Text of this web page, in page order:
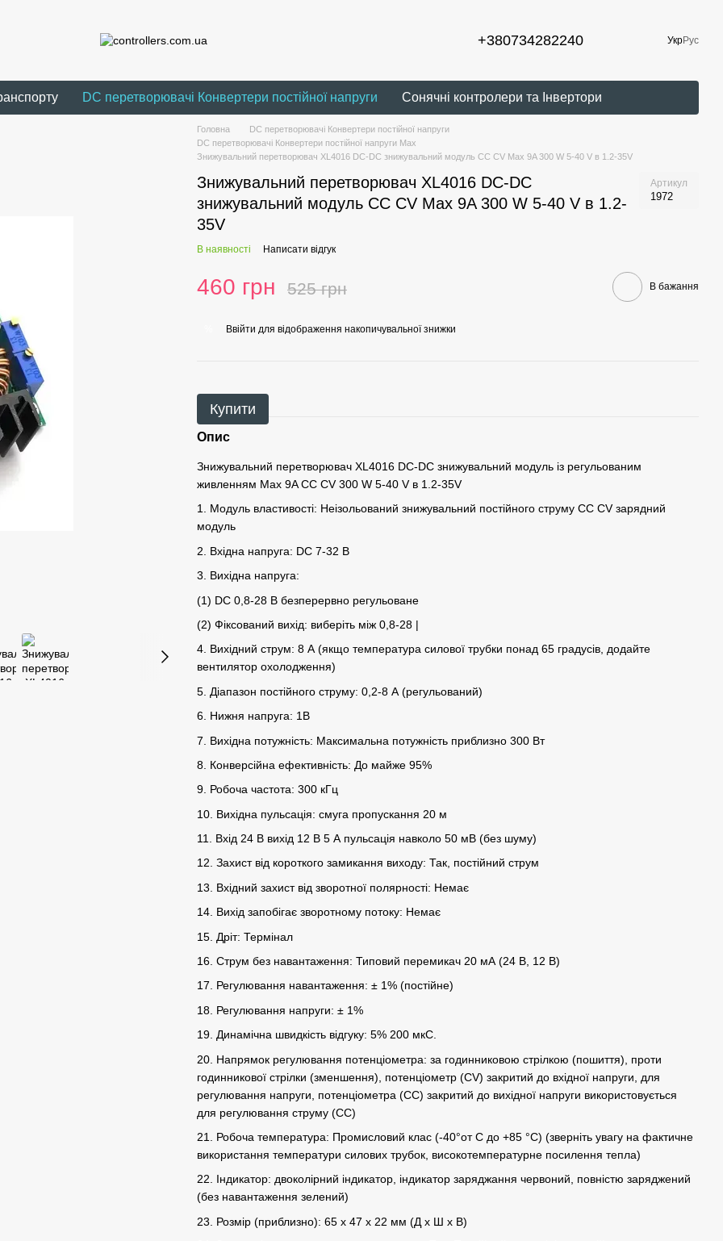
+380734282240 УкрРус
DC перетворювачі Конвертери постійної напруги Сонячні контролери та Інвертори
Головна
DC перетворювачі Конвертери постійної напруги
DC перетворювачі Конвертери постійної напруги Max
Знижувальний перетворювач XL4016 DC-DC знижувальний модуль CC CV Max 9A 300 W 5-40 V в 1.2-35V
Знижувальний перетворювач XL4016 DC-DC
знижувальний модуль CC CV Max 9A 300 W 5-40 V в 1.2-
35V
Артикул
1972
В наявності Написати відгук
460 грн 525 грн В бажання
Ввійти для відображення накопичувальної знижки
Купити
Опис
Знижувальний перетворювач XL4016 DC-DC знижувальний модуль із регульованим
живленням Max 9A CC CV 300 W 5-40 V в 1.2-35V
1. Модуль властивості: Неізольований знижувальний постійного струму СС CV зарядний
модуль
2. Вхідна напруга: DC 7-32 В
3. Вихідна напруга:
(1) DC 0,8-28 В безперервно регульоване
(2) Фіксований вихід: виберіть між 0,8-28 |
4. Вихідний струм: 8 А (якщо температура силової трубки понад 65 градусів, додайте
вентилятор охолодження)
5. Діапазон постійного струму: 0,2-8 А (регульований)
6. Нижня напруга: 1В
7. Вихідна потужність: Максимальна потужність приблизно 300 Вт
8. Конверсійна ефективність: До майже 95%
9. Робоча частота: 300 кГц
10. Вихідна пульсація: смуга пропускання 20 м
11. Вхід 24 В вихід 12 В 5 А пульсація навколо 50 мВ (без шуму)
12. Захист від короткого замикання виходу: Так, постійний струм
13. Вхідний захист від зворотної полярності: Немає
14. Вихід запобігає зворотному потоку: Немає
15. Дріт: Термінал
16. Струм без навантаження: Типовий перемикач 20 мА (24 B, 12 B)
17. Регулювання навантаження: ± 1% (постійне)
18. Регулювання напруги: ± 1%
19. Динамічна швидкість відгуку: 5% 200 мкС.
20. Напрямок регулювання потенціометра: за годинниковою стрілкою (пошиття), проти
годинникової стрілки (зменшення), потенціометр (CV) закритий до вхідної напруги, для
регулювання напруги, потенціометра (СС) закритий до вихідної напруги використовується
для регулювання струму (СС)
21. Робоча температура: Промисловий клас (-40°от C до +85 °C) (зверніть увагу на фактичне
використання температури силових трубок, високотемпературне посилення тепла)
22. Індикатор: двоколірний індикатор, індикатор заряджання червоний, повністю заряджений
(без навантаження зелений)
23. Розмір (приблизно): 65 х 47 х 22 мм (Д х Ш х B)